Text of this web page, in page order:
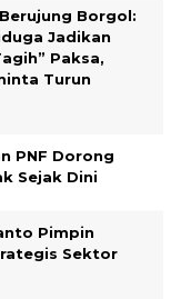
Borgol:
Jadikan
Paksa,
Turun
PNF Dorong
Sejak Dini
Pimpin
Sektor